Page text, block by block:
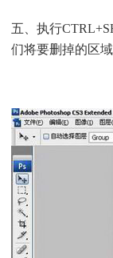
五、执行
们将要删掉的区域